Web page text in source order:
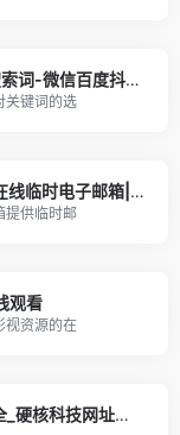
下拉词-下拉框关键词软件-下拉框搜索词-微信百度抖音小红书下拉词怎么上
关键词的选
临时邮箱 - 免费临时邮箱服务-安全在线临时电子邮箱|Temp Mail
提供临时邮
观看
视资源的在
9K导航_AI工具导航_程序员资源大全_硬核科技网址导航